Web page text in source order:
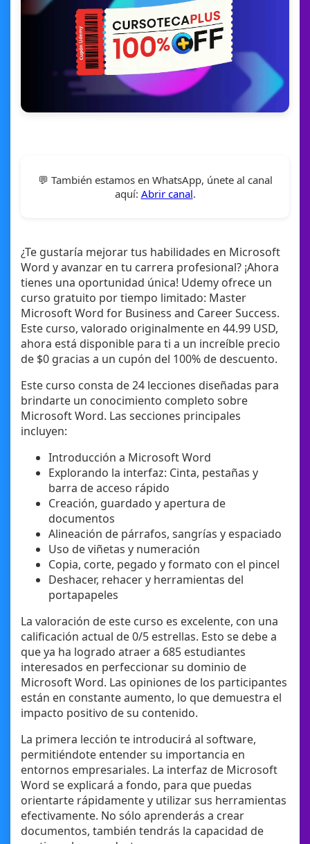
💬 También estamos en WhatsApp, únete al canal
aquí: Abrir canal.
¿Te gustaría mejorar tus habilidades en Microsoft
Word y avanzar en tu carrera profesional? ¡Ahora
tienes una oportunidad única! Udemy ofrece un
curso gratuito por tiempo limitado: Master
Microsoft Word for Business and Career Success.
Este curso, valorado originalmente en 44.99 USD,
ahora está disponible para ti a un increíble precio
de $0 gracias a un cupón del 100% de descuento.
Este curso consta de 24 lecciones diseñadas para
brindarte un conocimiento completo sobre
Microsoft Word. Las secciones principales
incluyen:
Introducción a Microsoft Word
Explorando la interfaz: Cinta, pestañas y
barra de acceso rápido
Creación, guardado y apertura de
documentos
Alineación de párrafos, sangrías y espaciado
Uso de viñetas y numeración
Copia, corte, pegado y formato con el pincel
Deshacer, rehacer y herramientas del
portapapeles
La valoración de este curso es excelente, con una
calificación actual de 0/5 estrellas. Esto se debe a
que ya ha logrado atraer a 685 estudiantes
interesados en perfeccionar su dominio de
Microsoft Word. Las opiniones de los participantes
están en constante aumento, lo que demuestra el
impacto positivo de su contenido.
La primera lección te introducirá al software,
permitiéndote entender su importancia en
entornos empresariales. La interfaz de Microsoft
Word se explicará a fondo, para que puedas
orientarte rápidamente y utilizar sus herramientas
efectivamente. No sólo aprenderás a crear
documentos, también tendrás la capacidad de